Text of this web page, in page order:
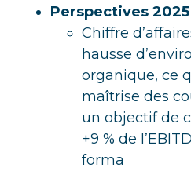
Perspectives 2025
Chiffre
hausse
organique, ce
maîtrise des
un objectif de
+9 % de
forma